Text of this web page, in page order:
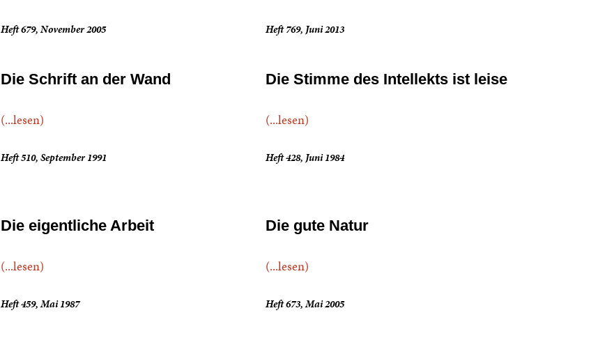
Heft 679, November 2005 Heft 769, Juni 2013
Die Schrift an der Wand
(...lesen)
Heft 510, September 1991
Die Stimme des Intellekts ist leise
(...lesen)
Heft 428, Juni 1984
Die eigentliche Arbeit
(...lesen)
Heft 459, Mai 1987
Die gute Natur
(...lesen)
Heft 673, Mai 2005